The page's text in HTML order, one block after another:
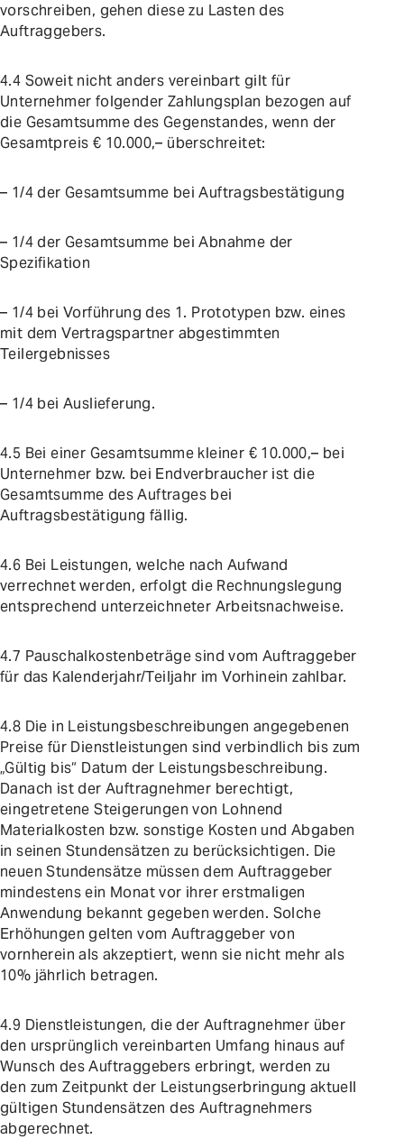
vorschreiben, gehen diese zu Lasten des
Auftraggebers.
4.4 Soweit nicht anders vereinbart gilt für
Unternehmer folgender Zahlungsplan bezogen auf
die Gesamtsumme des Gegenstandes, wenn der
Gesamtpreis € 10.000,– überschreitet:
– 1/4 der Gesamtsumme bei Auftragsbestätigung
– 1/4 der Gesamtsumme bei Abnahme der
Spezifikation
– 1/4 bei Vorführung des 1. Prototypen bzw. eines
mit dem Vertragspartner abgestimmten
Teilergebnisses
– 1/4 bei Auslieferung.
4.5 Bei einer Gesamtsumme kleiner € 10.000,– bei
Unternehmer bzw. bei Endverbraucher ist die
Gesamtsumme des Auftrages bei
Auftragsbestätigung fällig.
4.6 Bei Leistungen, welche nach Aufwand
verrechnet werden, erfolgt die Rechnungslegung
entsprechend unterzeichneter Arbeitsnachweise.
4.7 Pauschalkostenbeträge sind vom Auftraggeber
für das Kalenderjahr/Teiljahr im Vorhinein zahlbar.
4.8 Die in Leistungsbeschreibungen angegebenen
Preise für Dienstleistungen sind verbindlich bis zum
„Gültig bis“ Datum der Leistungsbeschreibung.
Danach ist der Auftragnehmer berechtigt,
eingetretene Steigerungen von Lohnend
Materialkosten bzw. sonstige Kosten und Abgaben
in seinen Stundensätzen zu berücksichtigen. Die
neuen Stundensätze müssen dem Auftraggeber
mindestens ein Monat vor ihrer erstmaligen
Anwendung bekannt gegeben werden. Solche
Erhöhungen gelten vom Auftraggeber von
vornherein als akzeptiert, wenn sie nicht mehr als
10% jährlich betragen.
4.9 Dienstleistungen, die der Auftragnehmer über
den ursprünglich vereinbarten Umfang hinaus auf
Wunsch des Auftraggebers erbringt, werden zu
den zum Zeitpunkt der Leistungserbringung aktuell
gültigen Stundensätzen des Auftragnehmers
abgerechnet.